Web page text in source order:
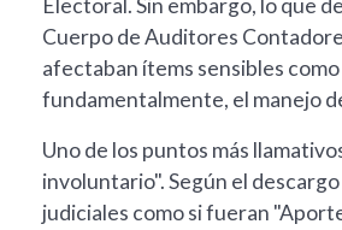
Electoral. Sin embargo, lo que
Cuerpo de Auditores
afectaban ítems sensibles
fundamentalmente, el manejo
Uno de los puntos más
involuntario". Según el
judiciales como si fueran